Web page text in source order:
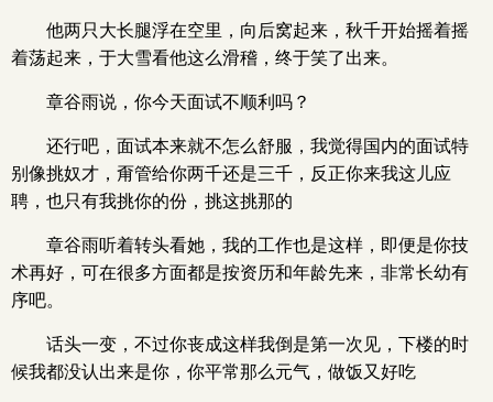
他两只大长腿浮在空里，向后窝起来，秋千开始摇着摇
着荡起来，于大雪看他这么滑稽，终于笑了出来。
章谷雨说，你今天面试不顺利吗？
还行吧，面试本来就不怎么舒服，我觉得国内的面试特
别像挑奴才，甭管给你两千还是三千，反正你来我这儿应
聘，也只有我挑你的份，挑这挑那的
章谷雨听着转头看她，我的工作也是这样，即便是你技
术再好，可在很多方面都是按资历和年龄先来，非常长幼有
序吧。
话头一变，不过你丧成这样我倒是第一次见，下楼的时
候我都没认出来是你，你平常那么元气，做饭又好吃